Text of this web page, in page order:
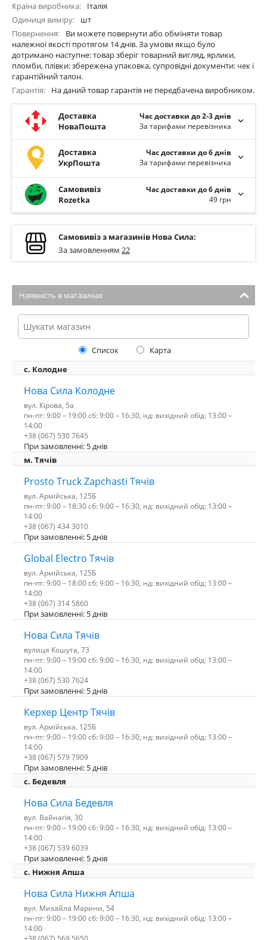
Країна виробника
Італія
Одиниця виміру
шт
Повернення
Ви можете повернути або обміняти товар
належної якості протягом 14 днів. За умови якщо було
дотримано наступне: товар зберіг товарний вигляд, ярлики,
пломби, плівки: збережена упаковка, супровідні документи: чек і
гарантійний талон.
Гарантія
На даний товар гарантія не передбачена виробником.
Доставка
НоваПошта
Час доставки до 2-3 днів
За тарифами перевізника
Доставка
УкрПошта
Час доставки до 6 днів
За тарифами перевізника
Самовивіз
Rozetka
Час доставки до 6 днів
49 грн
Самовивіз з магазинів Нова Сила:
За замовленням 22
Наявність в магазинах
Список
Карта
с. Колодне
Нова Сила Колодне
вул. Кірова, 5а
пн-пт: 9:00 – 19:00 сб: 9:00 – 16:30, нд: вихідний обід: 13:00 –
14:00
+38 (067) 530 7645
При замовленні: 5 днів
м. Тячів
Prosto Truck Zapchasti Тячів
вул. Армійська, 125Б
пн-пт: 9:00 – 18:30 сб: 9:00 – 16:30, нд: вихідний обід: 13:00 –
14:00
+38 (067) 434 3010
При замовленні: 5 днів
Global Electro Тячів
вул. Армійська, 125Б
пн-пт: 9:00 – 18:00 сб: 9:00 – 16:30, нд: вихідний обід: 13:00 –
14:00
+38 (067) 314 5860
При замовленні: 5 днів
Нова Сила Тячів
вулиця Кошута, 73
пн-пт: 9:00 – 19:00 сб: 9:00 – 16:30, нд: вихідний обід: 13:00 –
14:00
+38 (067) 530 7624
При замовленні: 5 днів
Керхер Центр Тячів
вул. Армійська, 125Б
пн-пт: 9:00 – 19:00 сб: 9:00 – 16:30, нд: вихідний обід: 13:00 –
14:00
+38 (067) 579 7909
При замовленні: 5 днів
c. Бедевля
Нова Сила Бедевля
вул. Вайнагія, 30
пн-пт: 9:00 – 19:00 сб: 9:00 – 16:30, нд: вихідний обід: 13:00 –
14:00
+38 (067) 539 6039
При замовленні: 5 днів
с. Нижня Апша
Нова Сила Нижня Апша
вул. Михайла Марини, 54
пн-пт: 9:00 – 19:00 сб: 9:00 – 16:30, нд: вихідний обід: 13:00 –
14:00